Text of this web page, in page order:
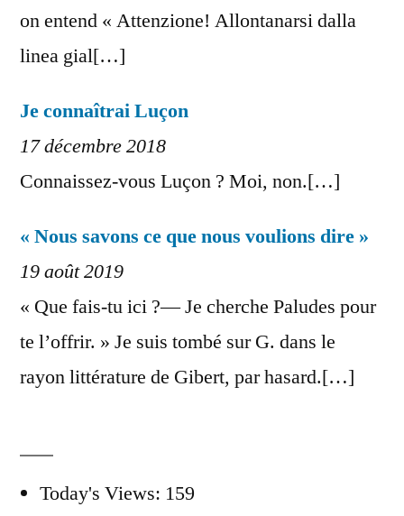
on entend « Attenzione! Allontanarsi dalla
linea gial[…]
Je connaîtrai Luçon
17 décembre 2018
Connaissez-vous Luçon ? Moi, non.[…]
« Nous savons ce que nous voulions dire »
19 août 2019
« Que fais-tu ici ?— Je cherche Paludes pour
te l’offrir. » Je suis tombé sur G. dans le
rayon littérature de Gibert, par hasard.[…]
Today's Views: 159